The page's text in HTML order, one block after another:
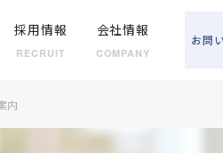
お問
採用情報
RECRUIT
会社情報
COMPANY
内